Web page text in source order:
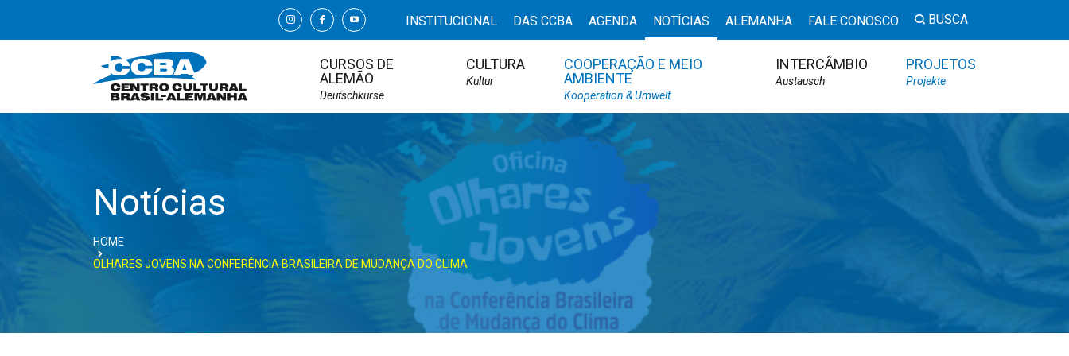
INSTITUCIONAL DAS CCBA AGENDA NOTÍCIAS ALEMANHA FALE CONOSCO BUSCA
CURSOS DE
ALEMÃO
Deutschkurse
CULTURA
Kultur
COOPERAÇÃO E MEIO
AMBIENTE
Kooperation & Umwelt
INTERCÂMBIO
Austausch
PROJETOS
Projekte
Notícias
HOME
OLHARES JOVENS NA CONFERÊNCIA BRASILEIRA DE MUDANÇA DO CLIMA